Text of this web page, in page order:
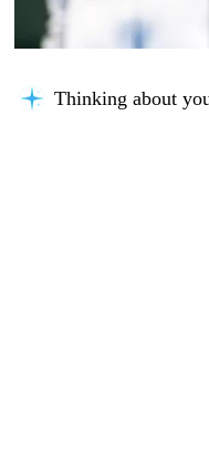
Organizing